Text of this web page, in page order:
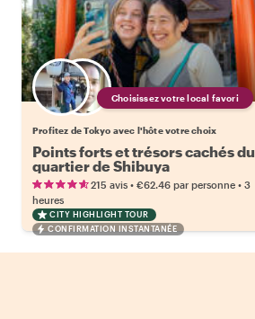
Choisissez votre local favori
Profitez de Tokyo avec l'hôte votre choix
Points forts et trésors cachés du
quartier de Shibuya
215 avis • €62.46 par personne • 3
heures
CITY HIGHLIGHT TOUR
CONFIRMATION INSTANTANÉE